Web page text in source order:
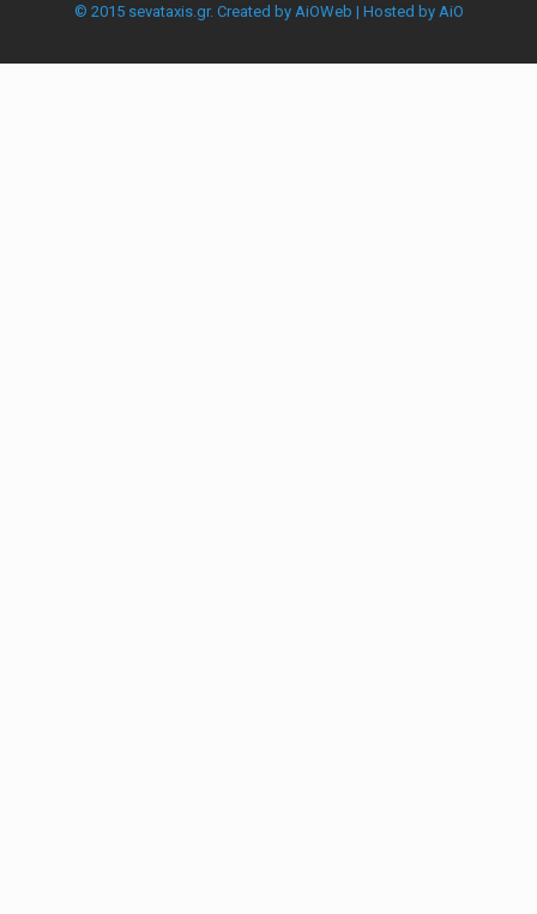
© 2015 sevataxis.gr. Created by AiOWeb | Hosted by AiO